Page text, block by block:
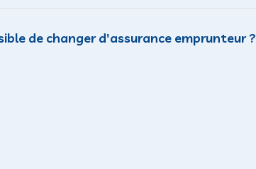
de changer d'assurance emprunteur ?